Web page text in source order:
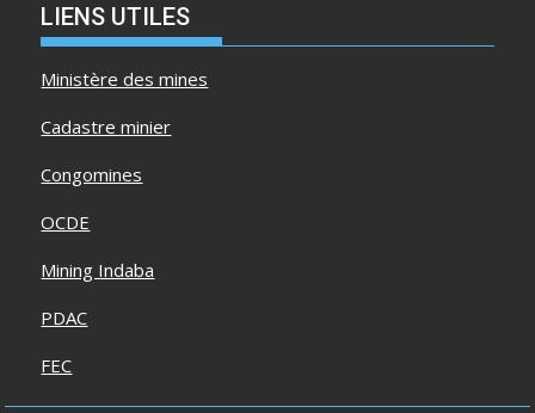
LIENS UTILES
Ministère des mines
Cadastre minier
Congomines
OCDE
Mining Indaba
PDAC
FEC